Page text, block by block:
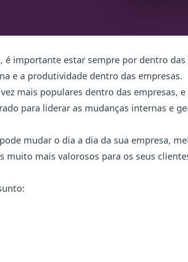
importante estar sempre por dentro
e a produtividade dentro das empresas.
mais populares dentro das empresas,
para liderar as mudanças internas e
mudar o dia a dia da sua empresa,
mais valorosos para os seus